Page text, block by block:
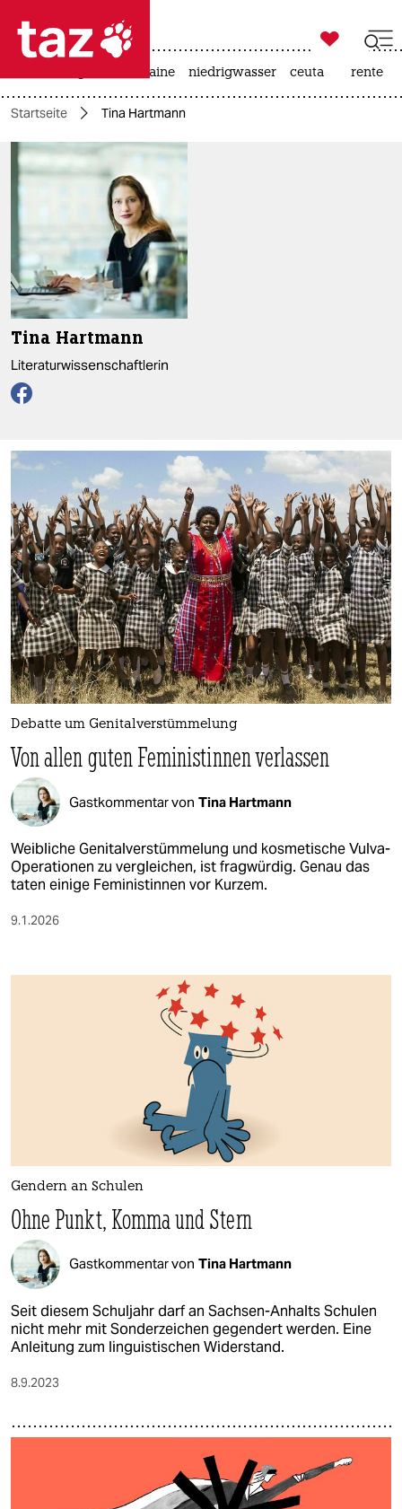
 taz zahl ich
taz zahl ich
themen
politik
öko
gesellschaft
kultur
sport
berlin
wahrheit
verlag
verlag
veranstaltungen
shop
fragen & hilfe
unterstützen
genossenschaft
epaper login

taz zahl ich
krieg in der ukraine niedrigwasser ceuta rente
Startseite Tina Hartmann
Tina Hartmann
Literaturwissenschaftlerin
Debatte um Genitalverstümmelung
Von allen guten Feministinnen verlassen
Gastkommentar von Tina Hartmann
Weibliche Genitalverstümmelung und kosmetische Vulva-
Operationen zu vergleichen, ist fragwürdig. Genau das
taten einige Fe­mi­nis­tin­nen vor Kurzem.
9.1.2026
Gendern an Schulen
Ohne Punkt, Komma und Stern
Gastkommentar von Tina Hartmann
Seit diesem Schuljahr darf an Sachsen-Anhalts Schulen
nicht mehr mit Sonderzeichen gegendert werden. Eine
Anleitung zum linguistischen Widerstand.
8.9.2023